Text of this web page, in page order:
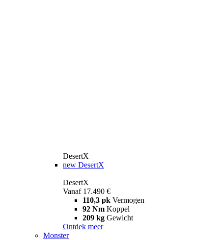
DesertX
new DesertX
DesertX
Vanaf 17.490 €
110,3 pk Vermogen
92 Nm Koppel
209 kg Gewicht
Ontdek meer
Monster